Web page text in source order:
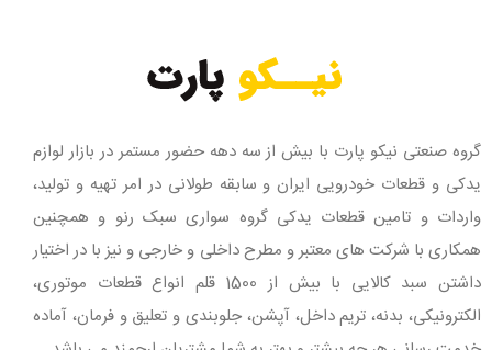
گروه صنعتی نیکو پارت با بیش از سه دهه حضور مستمر در بازار لوازم
یدکی و قطعات خودرویی ایران و سابقه طولانی در امر تهیه و تولید،
واردات و تامین قطعات یدکی گروه سواری سبک رنو و همچنین
همکاری با شرکت های معتبر و مطرح داخلی و خارجی و نیز با در اختیار
داشتن سبد کالایی با بیش از 1500 قلم انواع قطعات موتوری،
الکترونیکی، بدنه، تریم داخل، آپشن، جلوبندی و تعلیق و فرمان، آماده